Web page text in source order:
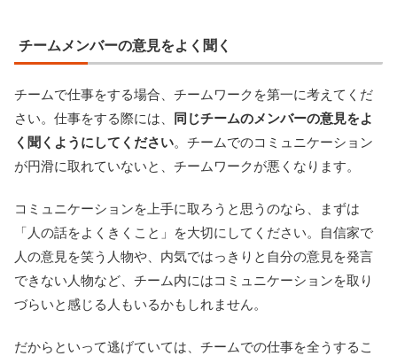
チームメンバーの意見をよく聞く
チームで仕事をする場合、チームワークを第一に考えてくだ
さい。仕事をする際には、
同じチームのメンバーの意見をよ
く聞くようにしてください。チームでのコミュニケーション
が円滑に取れていないと、チームワークが悪くなります。
コミュニケーションを上手に取ろうと思うのなら、まずは
「人の話をよくきくこと」を大切にしてください。自信家で
人の意見を笑う人物や、内気ではっきりと自分の意見を発言
できない人物など、チーム内にはコミュニケーションを取り
づらいと感じる人もいるかもしれません。
だからといって逃げていては、チームでの仕事を全うするこ